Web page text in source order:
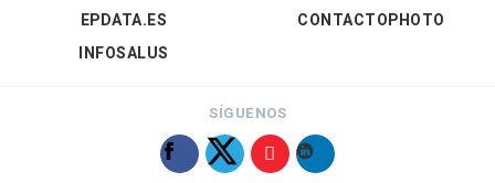
EPDATA.ES
INFOSALUS
CONTACTOPHOTO
SÍGUENOS